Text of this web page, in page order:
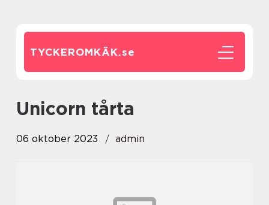
TYCKEROMKÄK.se
unicorn tårta
06 oktober 2023 admin